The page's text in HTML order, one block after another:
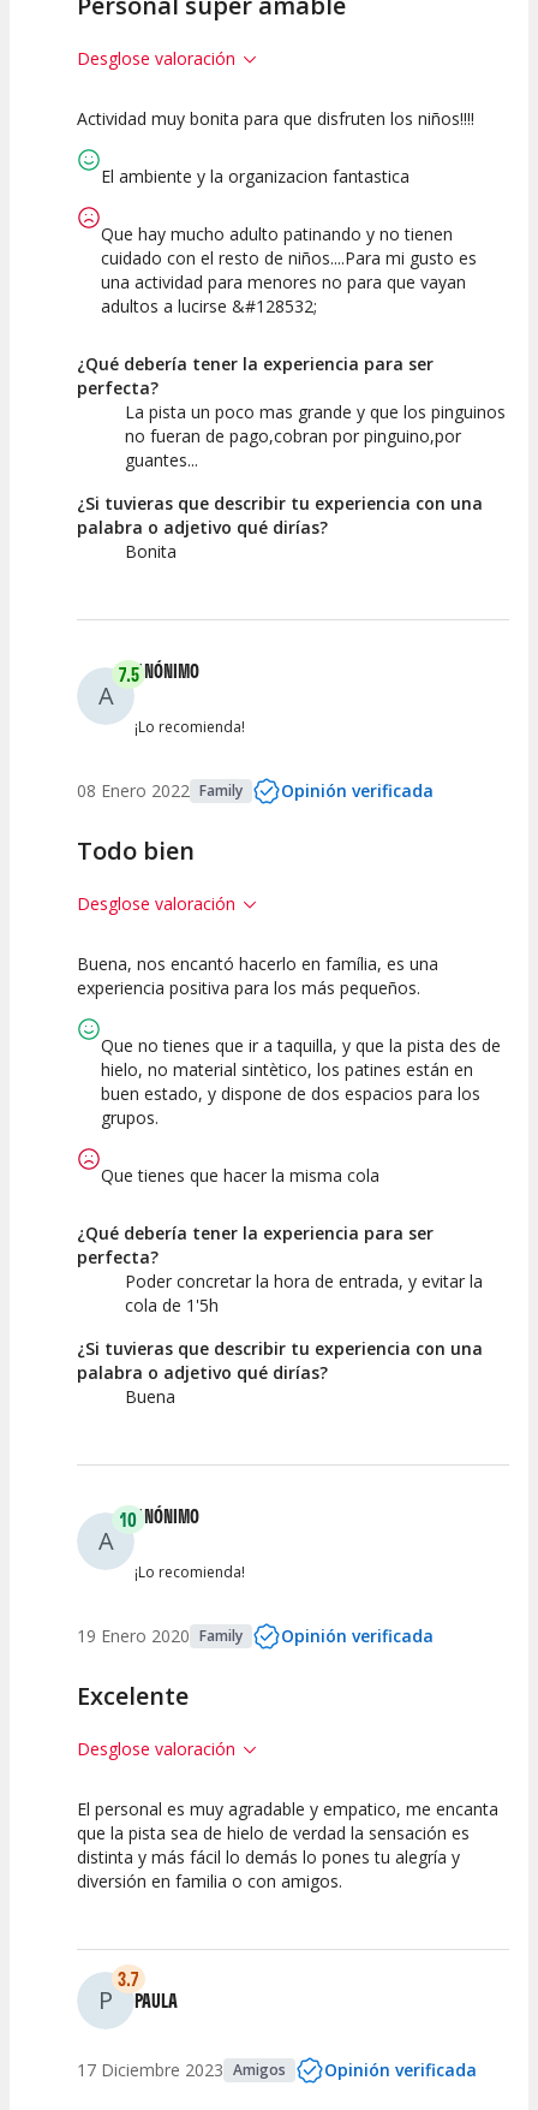
Desglose valoración
7.5
Calidad de la
Actividad
10
Atención del
Personal /
Actividad muy bonita para que disfruten los niños!!!!
El ambiente y la organizacion fantastica
Que hay mucho adulto patinando y no tienen
cuidado con el resto de niños....Para mi gusto es
una actividad para menores no para que vayan
adultos a lucirse &#128532;
¿Qué debería tener la experiencia para ser
perfecta?
La pista un poco mas grande y que los pinguinos
no fueran de pago,cobran por pinguino,por
guantes...
¿Si tuvieras que describir tu experiencia con una
palabra o adjetivo qué dirías?
Bonita
A
7.5ANÓNIMO
¡Lo recomienda!
08 Enero 2022 Family Opinión verificada
Todo bien
Desglose valoración
7.5
Actividad
7.5
Guia
Buena, nos encantó hacerlo en família, es una
experiencia positiva para los más pequeños.
Que no tienes que ir a taquilla, y que la pista des de
hielo, no material sintètico, los patines están en
buen estado, y dispone de dos espacios para los
grupos.
Que tienes que hacer la misma cola
¿Qué debería tener la experiencia para ser
perfecta?
Poder concretar la hora de entrada, y evitar la
cola de 1'5h
¿Si tuvieras que describir tu experiencia con una
palabra o adjetivo qué dirías?
Buena
A
10ANÓNIMO
¡Lo recomienda!
19 Enero 2020 Family Opinión verificada
Excelente
Desglose valoración
10
Calidad de la
Actividad
10
Atención del
Personal /
El personal es muy agradable y empatico, me encanta
que la pista sea de hielo de verdad la sensación es
distinta y más fácil lo demás lo pones tu alegría y
diversión en familia o con amigos.
P
3.7
PAULA
17 Diciembre 2023 Amigos Opinión verificada